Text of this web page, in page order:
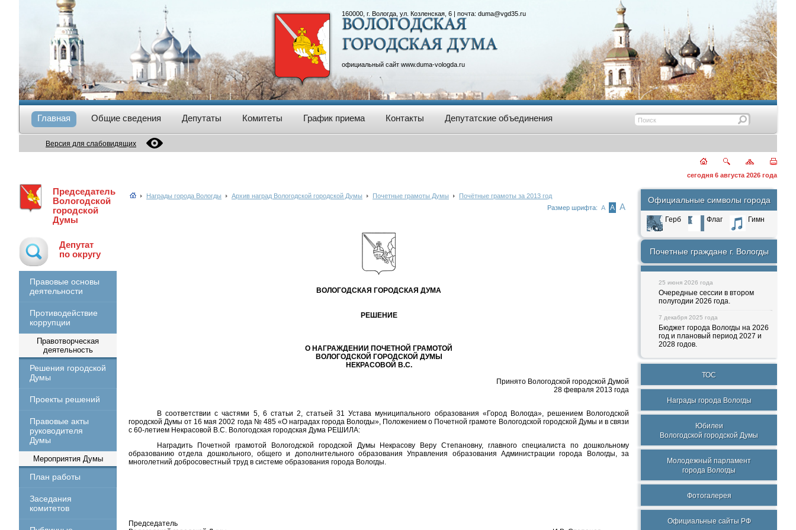
160000, г. Вологда, ул. Козленская, 6 | почта: duma@vgd35.ru
официальный сайт www.duma-vologda.ru
Главная Общие сведения Депутаты Комитеты График приема Контакты Депутатские объединения
Версия для слабовидящих
сегодня 6 августа 2026 года
Председатель
Вологодской
городской
Думы
Депутат
по округу
Правовые основы
деятельности
Противодействие
коррупции
Правотворческая
деятельность
Решения городской
Думы
Проекты решений
Правовые акты
руководителя
Думы
Мероприятия Думы
План работы
Заседания
комитетов
Награды города Вологды Архив наград Вологодской городской Думы Почетные грамоты Думы
Почётные грамоты за 2013 год
Размер шрифта: А А А
ВОЛОГОДСКАЯ ГОРОДСКАЯ ДУМА
РЕШЕНИЕ
О НАГРАЖДЕНИИ ПОЧЕТНОЙ ГРАМОТОЙ
ВОЛОГОДСКОЙ ГОРОДСКОЙ ДУМЫ
НЕКРАСОВОЙ В.С.
Принято Вологодской городской Думой
28 февраля 2013 года
В соответствии с частями 5, 6 статьи 2, статьей 31 Устава муниципального образования «Город Вологда», решением Вологодской
городской Думы от 16 мая 2002 года № 485 «О наградах города Вологды», Положением о Почетной грамоте Вологодской городской Думы и в связи
с 60-летием Некрасовой В.С. Вологодская городская Дума РЕШИЛА:
Наградить Почетной грамотой Вологодской городской Думы Некрасову Веру Степановну, главного специалиста по дошкольному
образованию отдела дошкольного, общего и дополнительного образования Управления образования Администрации города Вологды, за
многолетний добросовестный труд в системе образования города Вологды.
Председатель
Официальные символы города
Герб Флаг Гимн
Почетные граждане г. Вологды
25 июня 2026 года
Очередные сессии в втором
полугодии 2026 года.
7 декабря 2025 года
Бюджет города Вологды на 2026
год и плановый период 2027 и
2028 годов.
ТОС
Награды города Вологды
Юбилеи
Вологодской городской Думы
Молодежный парламент
города Вологды
Фотогалерея
Официальные сайты РФ